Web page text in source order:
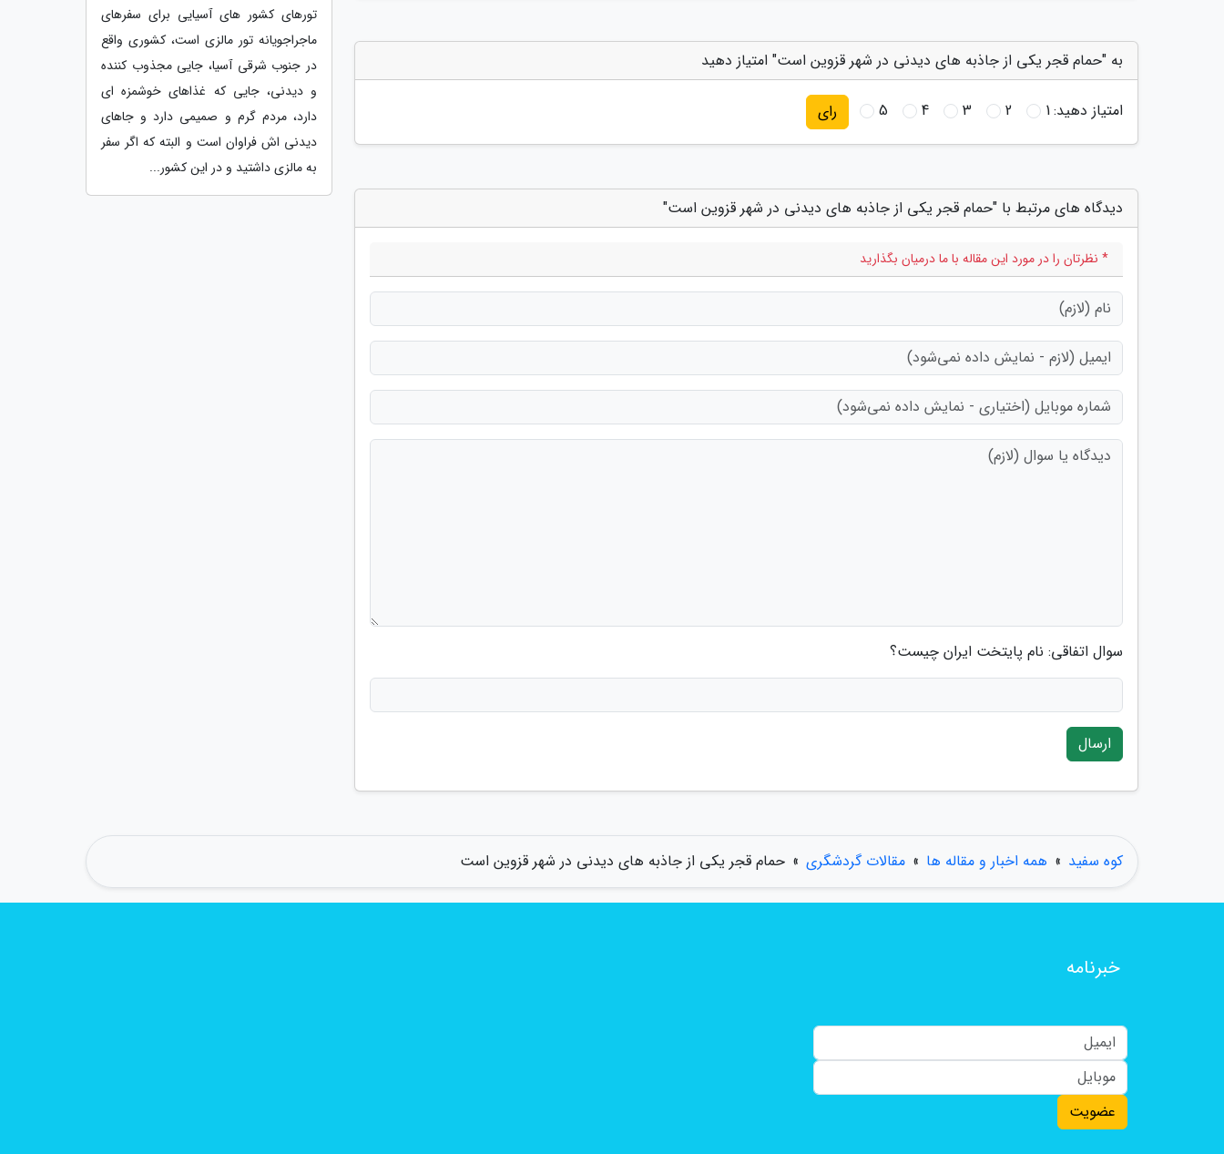
به "حمام قجر یکی از جاذبه های دیدنی در شهر قزوین است" امتیاز دهید
امتیاز دهید:1
2
3
4
5 رای
دیدگاه های مرتبط با "حمام قجر یکی از جاذبه های دیدنی در شهر قزوین است"
* نظرتان را در مورد این مقاله با ما درمیان بگذارید
سوال اتفاقی: نام پایتخت ایران چیست؟
ارسال
تورهای کشور های آسیایی برای سفرهای
ماجراجویانه تور مالزی است، کشوری واقع
در جنوب شرقی آسیا، جایی مجذوب کننده
و دیدنی، جایی که غذاهای خوشمزه ای
دارد، مردم گرم و صمیمی دارد و جاهای
دیدنی اش فراوان است و البته که اگر سفر
به مالزی داشتید و در این کشور...
کوه سفید » همه اخبار و مقاله ها » مقالات گردشگری » حمام قجر یکی از جاذبه های دیدنی در شهر قزوین است
خبرنامه
عضویت